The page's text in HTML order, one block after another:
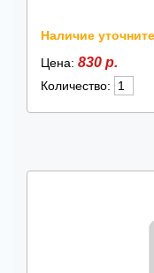
Наличие
Цена: 830 р.
Количество: